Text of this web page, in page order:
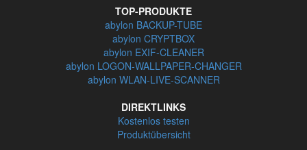
TOP-PRODUKTE
abylon BACKUP-TUBE
abylon CRYPTBOX
abylon EXIF-CLEANER
abylon LOGON-WALLPAPER-CHANGER
abylon WLAN-LIVE-SCANNER
DIREKTLINKS
Kostenlos testen
Produktübersicht